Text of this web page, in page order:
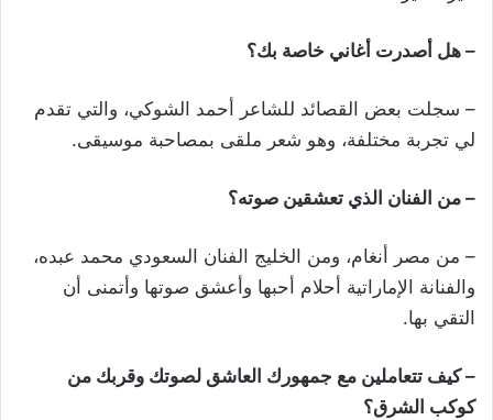
– هل أصدرت أغاني خاصة بك؟
– سجلت بعض القصائد للشاعر أحمد الشوكي، والتي تقدم
لي تجربة مختلفة، وهو شعر ملقى بمصاحبة موسيقى.
– من الفنان الذي تعشقين صوته؟
– من مصر أنغام، ومن الخليج الفنان السعودي محمد عبده،
والفنانة الإماراتية أحلام أحبها وأعشق صوتها وأتمنى أن
التقي بها.
– كيف تتعاملين مع جمهورك العاشق لصوتك وقربك من
كوكب الشرق؟